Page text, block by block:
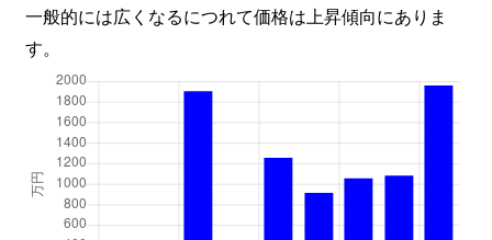
一般的には広くなるにつれて価格は上昇傾向にありま
す。